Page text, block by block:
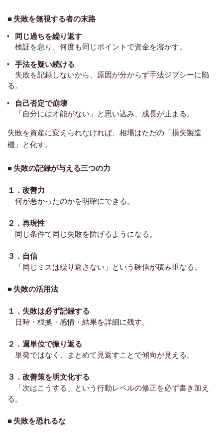
■ 失敗を無視する者の末路
同じ過ちを繰り返す
検証を怠り、何度も同じポイントで資金を溶かす。
手法を疑い続ける
失敗を記録しないから、原因が分からず手法ジプシーに陥
る。
自己否定で崩壊
「自分には才能がない」と思い込み、成長が止まる。
失敗を資産に変えられなければ、相場はただの「損失製造
機」と化す。
■ 失敗の記録が与える三つの力
１．改善力
何が悪かったのかを明確にできる。
２． 再現性
同じ条件で同じ失敗を防げるようになる。
３． 自信
「同じミスは繰り返さない」という確信が積み重なる。
■ 失敗の活用法
１． 失敗は必ず記録する
日時・根拠・感情・結果を詳細に残す。
２． 週単位で振り返る
単発ではなく、まとめて見返すことで傾向が見える。
３． 改善策を明文化する
「次はこうする」という行動レベルの修正を必ず書き加え
る。
■ 失敗を恐れるな